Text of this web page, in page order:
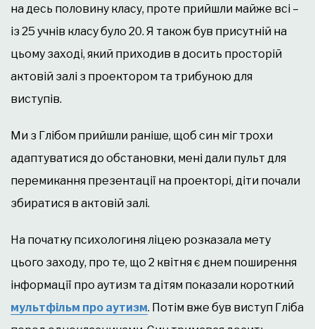
на десь половину класу, проте прийшли майже всі –
із 25 учнів класу було 20. Я також був присутній на
цьому заході, який приходив в досить просторій
актовій залі з проектором та трибуною для
виступів.
Ми з Глібом прийшли раніше, щоб син міг трохи
адаптуватися до обстановки, мені дали пульт для
перемикання презентації на проекторі, діти почали
збиратися в актовій залі.
На початку психологиня ліцею розказала мету
цього заходу, про те, що 2 квітня є днем поширення
інформації про аутизм та дітям показали короткий
мультфільм про аутизм. Потім вже був виступ Гліба